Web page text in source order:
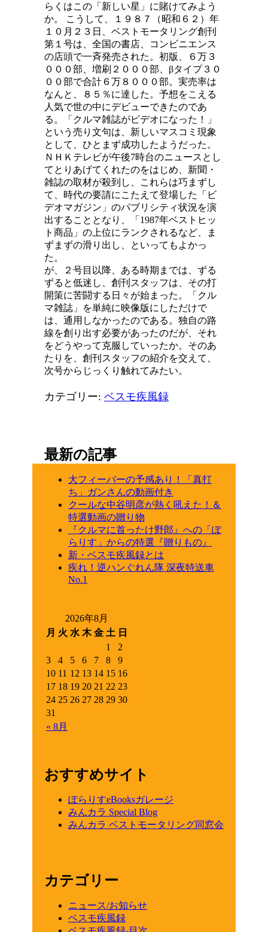
らくはこの「新しい星」に賭けてみよう
か。 こうして、１９８７（昭和６２）年
１０月２３日、ベストモータリング創刊
第１号は、全国の書店、コンビニエンス
の店頭で一斉発売された。初版、６万３
０００部、増刷２０００部、βタイプ３０
００部で合計６万８０００部。実売率は
なんと、８５％に達した。予想をこえる
人気で世の中にデビューできたのであ
る。「クルマ雑誌がビデオになった！」
という売り文句は、新しいマスコミ現象
として、ひとまず成功したようだった。
ＮＨＫテレビが午後7時台のニュースとし
てとりあげてくれたのをはじめ、新聞・
雑誌の取材が殺到し、これらは巧まずし
て、時代の要請にこたえて登場した「ビ
デオマガジン」のパブリシティ状況を演
出することとなり、「1987年ベストヒッ
ト商品」の上位にランクされるなど、ま
ずまずの滑り出し、といってもよかっ
た。
が、２号目以降、ある時期までは、ずる
ずると低迷し、創刊スタッフは、その打
開策に苦闘する日々が始まった。「クル
マ雑誌」を単純に映像版にしただけで
は、通用しなかったのである。独自の路
線を創り出す必要があったのだが、それ
をどうやって克服していったか。そのあ
たりを、創刊スタッフの紹介を交えて、
次号からじっくり触れてみたい。
カテゴリー: ベスモ疾風録
最新の記事
大フィーバーの予感あり！「真打
ち」ガンさんの動画付き
クールな中谷明彦が熱く吼えた！＆
特選動画の贈り物
『クルマに首ったけ野郎』への「ぽ
らりす」からの特選『贈りもの』
新・ベスモ疾風録とは
疾れ！逆ハンぐれん隊 深夜特送車
No.1
2026年8月
月 火 水 木 金 土 日
« 8月
1
2
3
4 5 6 7 8
9
10 11 12 13 14 15 16
17 18 19 20 21 22 23
24 25 26 27 28 29 30
31
おすすめサイト
ぽらりすeBooksガレージ
みんカラ Special Blog
みんカラ ベストモータリング同窓会
カテゴリー
ニュース/お知らせ
ベスモ疾風録